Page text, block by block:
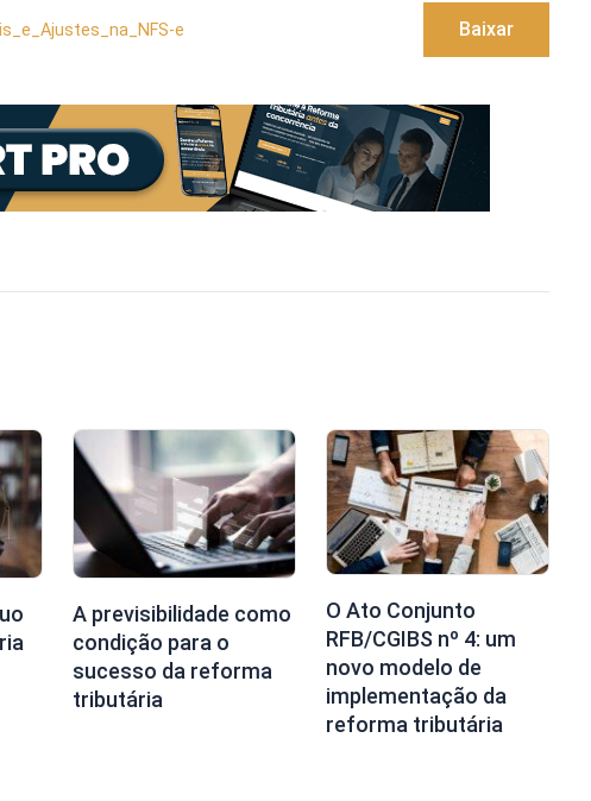
e Baixar
A previsibilidade como
condição para o
sucesso da reforma
tributária
O Ato Conjunto
RFB/CGIBS nº 4: um
novo modelo de
implementação da
reforma tributária